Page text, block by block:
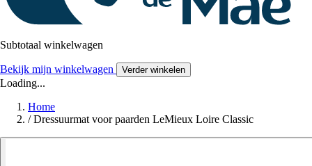
Subtotaal winkelwagen
Bekijk mijn winkelwagen Verder winkelen
Loading...
Home
/ Dressuurmat voor paarden LeMieux Loire Classic